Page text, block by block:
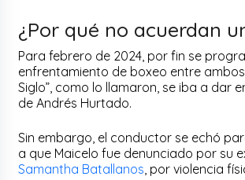
¿Por qué no acuerdan
Para febrero de 2024, por fin se
enfrentamiento de boxeo entre
Siglo”, como lo llamaron, se iba a dar
de Andrés Hurtado.
Sin embargo, el conductor se echó
a que Maicelo fue denunciado por su
Samantha Batallanos , por violencia